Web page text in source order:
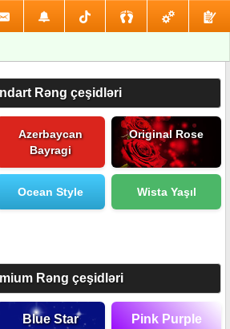
Rəng çeşidləri
Azerbaycan
Bayragi
Original Rose
Ocean Style Wista Yaşıl
Rəng çeşidləri
Blue Star Pink Purple